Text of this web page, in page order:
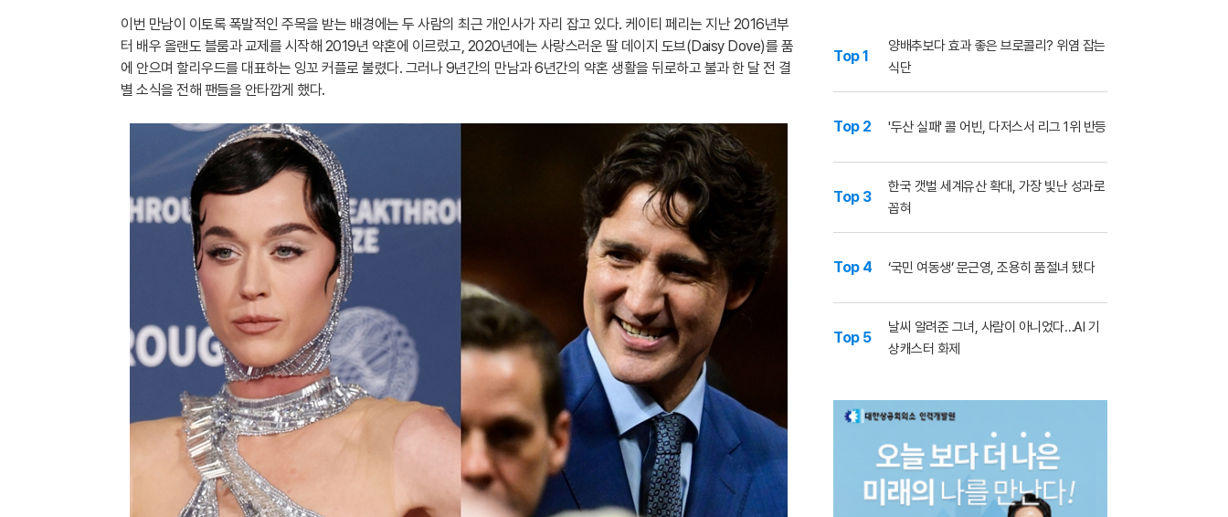
이번 만남이 이토록 폭발적인 주목을 받는 배경에는 두 사람의 최근 개인사가 자리 잡고 있다. 케이티 페리는 지난 2016년부
터 배우 올랜도 블룸과 교제를 시작해 2019년 약혼에 이르렀고, 2020년에는 사랑스러운 딸 데이지 도브(Daisy Dove)를 품
에 안으며 할리우드를 대표하는 잉꼬 커플로 불렸다. 그러나 9년간의 만남과 6년간의 약혼 생활을 뒤로하고 불과 한 달 전 결
별 소식을 전해 팬들을 안타깝게 했다.
번 행사는 지난 2월 강원특
Top 1
양배추보다 효과 좋은 브로콜리? 위염 잡는
식단
Top 2 '두산 실패' 콜 어빈, 다저스서 리그 1위 반등
Top 3
한국 갯벌 세계유산 확대, 가장 빛난 성과로
꼽혀
Top 4 ‘국민 여동생’ 문근영, 조용히 품절녀 됐다
Top 5
날씨 알려준 그녀, 사람이 아니었다…AI 기
상캐스터 화제